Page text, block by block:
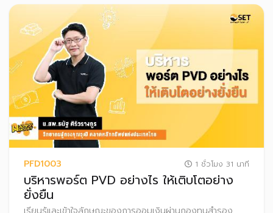
PFD1003 1 ชั่วโมง 31 นาที
บริหารพอร์ต PVD อย่างไร ให้เติบโตอย่าง
ยั่งยืน